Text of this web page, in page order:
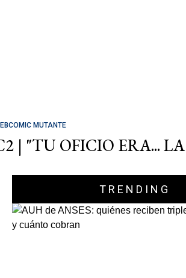
MUTANTE
| "TU OFICIO ERA...
TRENDING